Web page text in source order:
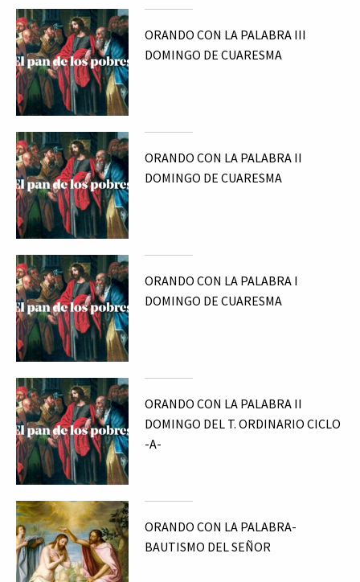
ORANDO CON LA PALABRA III
DOMINGO DE CUARESMA
ORANDO CON LA PALABRA II
DOMINGO DE CUARESMA
ORANDO CON LA PALABRA I
DOMINGO DE CUARESMA
ORANDO CON LA PALABRA II
DOMINGO DEL T. ORDINARIO CICLO
-A-
ORANDO CON LA PALABRA-
BAUTISMO DEL SEÑOR